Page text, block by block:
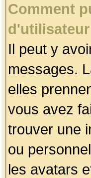
Comment
Il peut y
messages.
elles
vous avez
trouver une
ou
les avatars